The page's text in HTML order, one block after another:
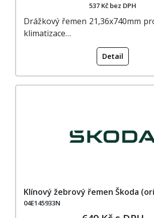
537 Kč bez DPH
Drážkový řemen 21,36x740mm
klimatizace…
Detail
Klínový žebrový řemen Škoda
04E145933N